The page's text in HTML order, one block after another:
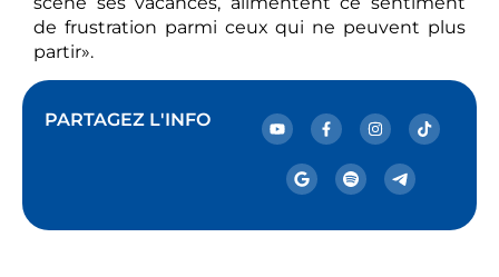
de frustration parmi ceux qui ne peuvent plus
partir».
PARTAGEZ L'INFO